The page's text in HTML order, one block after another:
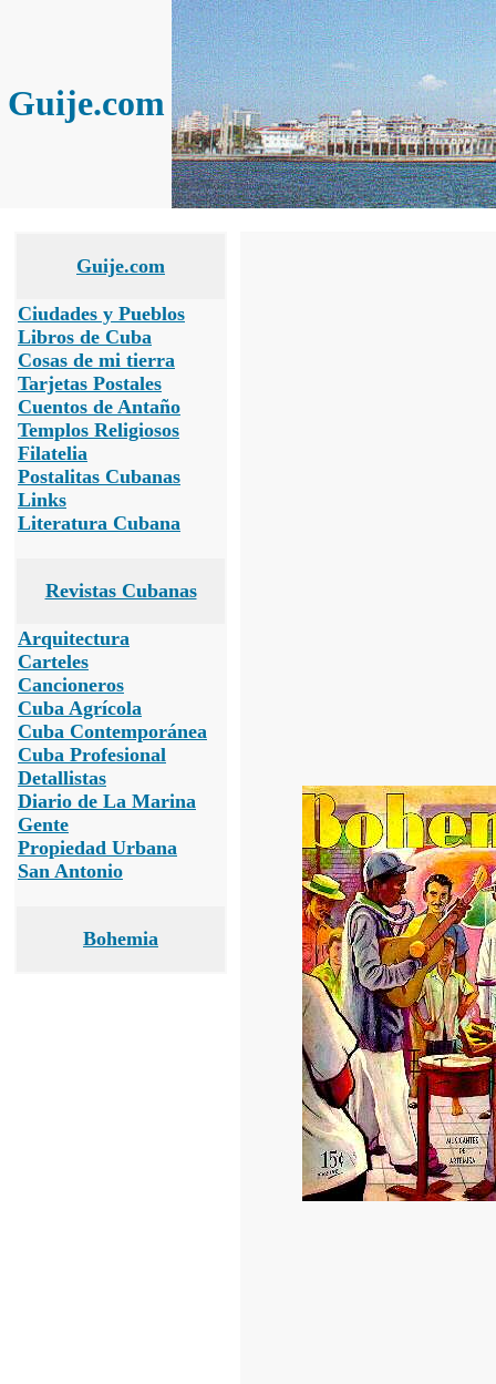
Guije.com
Guije.com
Ciudades y Pueblos
Libros de Cuba
Cosas de mi tierra
Tarjetas Postales
Cuentos de Antaño
Templos Religiosos
Filatelia
Postalitas Cubanas
Links
Literatura Cubana
Revistas Cubanas
Arquitectura
Carteles
Cancioneros
Cuba Agrícola
Cuba Contemporánea
Cuba Profesional
Detallistas
Diario de La Marina
Gente
Propiedad Urbana
San Antonio
Bohemia